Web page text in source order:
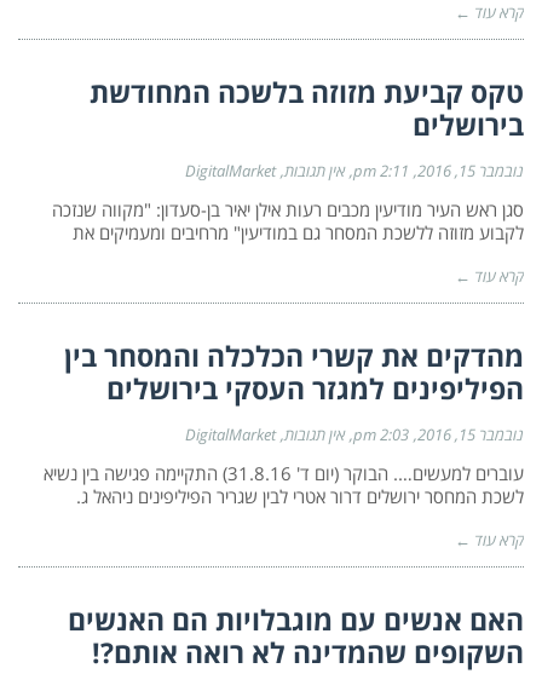
קרא עוד ←
טקס קביעת מזוזה בלשכה המחודשת
בירושלים
נובמבר 15, 2016 2:11 pm אין תגובות DigitalMarket
סגן ראש העיר מודיעין מכבים רעות אילן יאיר בן-סעדון: "מקווה שנזכה
לקבוע מזוזה ללשכת המסחר גם במודיעין" מרחיבים ומעמיקים את
קרא עוד ←
מהדקים את קשרי הכלכלה והמסחר בין
הפיליפינים למגזר העסקי בירושלים
נובמבר 15, 2016 2:03 pm אין תגובות DigitalMarket
עוברים למעשים…. הבוקר (יום ד' 31.8.16) התקיימה פגישה בין נשיא
לשכת המחסר ירושלים דרור אטרי לבין שגריר הפיליפינים ניהאל ג.
קרא עוד ←
האם אנשים עם מוגבלויות הם האנשים
השקופים שהמדינה לא רואה אותם?!